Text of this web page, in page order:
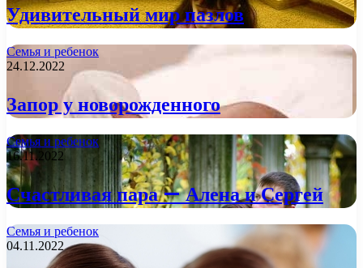
Удивительный мир пазлов
Семья и ребенок
24.12.2022
Запор у новорожденного
Семья и ребенок
16.11.2022
Счастливая пара — Алена и Сергей
Семья и ребенок
04.11.2022